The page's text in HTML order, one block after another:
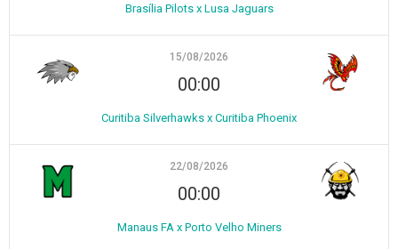
Brasília Pilots x Lusa Jaguars
15/08/2026
00:00
Curitiba Silverhawks x Curitiba Phoenix
22/08/2026
00:00
Manaus FA x Porto Velho Miners